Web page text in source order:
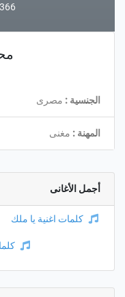
3366 مشاهده |
الجنسية : مصرى
المهنة : مغنى
أجمل الأغانى
كلمات اغنية يا ملك